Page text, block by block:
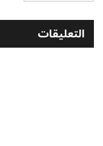
التعليقات